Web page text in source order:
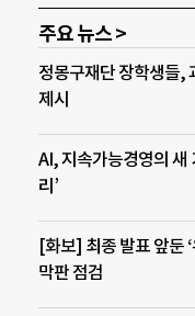
주요 뉴스 >
정몽구재단 장학생들,
제시
AI, 지속가능경영의 새
리’
[화보] 최종 발표 앞둔
막판 점검